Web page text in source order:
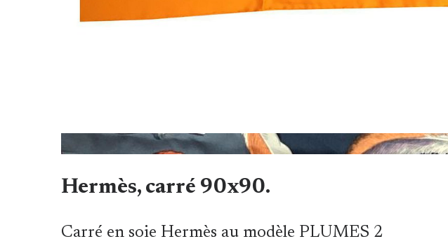
Hermès, carré 90x90.
Carré en soie Hermès au modèle PLUMES 2